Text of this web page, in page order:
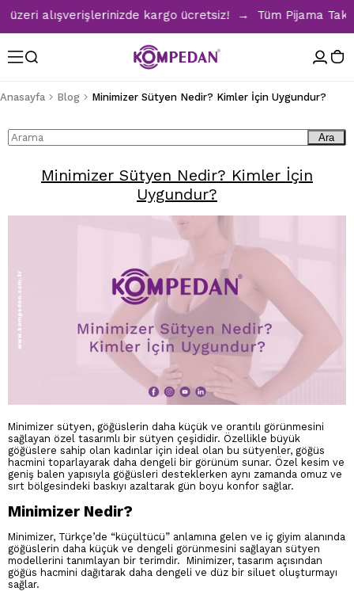
alışverişlerinizde kargo ücretsiz! → Tüm Pijama
Anasayfa Blog Minimizer Sütyen Nedir? Kimler İçin Uygundur?
Ara
Minimizer Sütyen Nedir? Kimler İçin
Uygundur?
Minimizer sütyen, göğüslerin daha küçük ve orantılı görünmesini
sağlayan özel tasarımlı bir sütyen çeşididir. Özellikle büyük
göğüslere sahip olan kadınlar için ideal olan bu sütyenler, göğüs
hacmini toparlayarak daha dengeli bir görünüm sunar. Özel kesim ve
geniş balen yapısıyla göğüsleri desteklerken aynı zamanda omuz ve
sırt bölgesindeki baskıyı azaltarak gün boyu konfor sağlar.
Minimizer Nedir?
Minimizer, Türkçe’de “küçültücü” anlamına gelen ve iç giyim alanında
göğüslerin daha küçük ve dengeli görünmesini sağlayan sütyen
modellerini tanımlayan bir terimdir. Minimizer, tasarım açısından
göğüs hacmini dağıtarak daha dengeli ve düz bir siluet oluşturmayı
sağlar.